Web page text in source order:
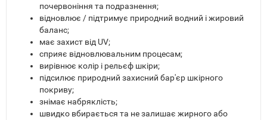
почервоніння та подразнення;
відновлює / підтримує природний водний і жировий
баланс;
має захист від UV;
сприяє відновлювальним процесам;
вирівнює колір і рельєф шкіри;
підсилює природний захисний бар'єр шкірного
покриву;
знімає набряклість;
швидко вбирається та не залишає жирного або